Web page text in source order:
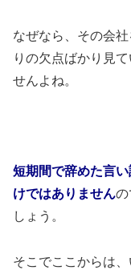
なぜなら、その会
りの欠点ばかり見
せんよね。
短期間で辞めた言
けではありませんの
しょう。
そこでここからは